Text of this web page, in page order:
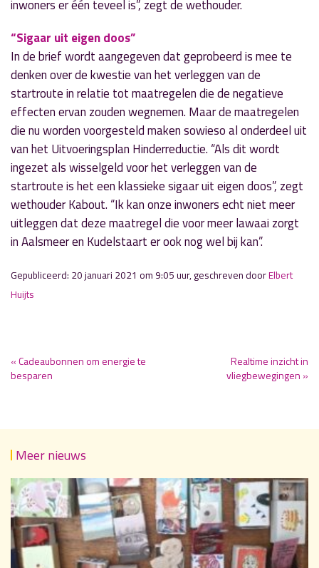
inwoners er één teveel is”, zegt de wethouder.
“Sigaar uit eigen doos”
In de brief wordt aangegeven dat geprobeerd is mee te
denken over de kwestie van het verleggen van de
startroute in relatie tot maatregelen die de negatieve
effecten ervan zouden wegnemen. Maar de maatregelen
die nu worden voorgesteld maken sowieso al onderdeel uit
van het Uitvoeringsplan Hinderreductie. “Als dit wordt
ingezet als wisselgeld voor het verleggen van de
startroute is het een klassieke sigaar uit eigen doos”, zegt
wethouder Kabout. “Ik kan onze inwoners echt niet meer
uitleggen dat deze maatregel die voor meer lawaai zorgt
in Aalsmeer en Kudelstaart er ook nog wel bij kan”.
Gepubliceerd: 20 januari 2021 om 9:05 uur, geschreven doorElbert
Huijts
« Cadeaubonnen om energie te
besparen
Realtime inzicht in
vliegbewegingen »
Meer nieuws